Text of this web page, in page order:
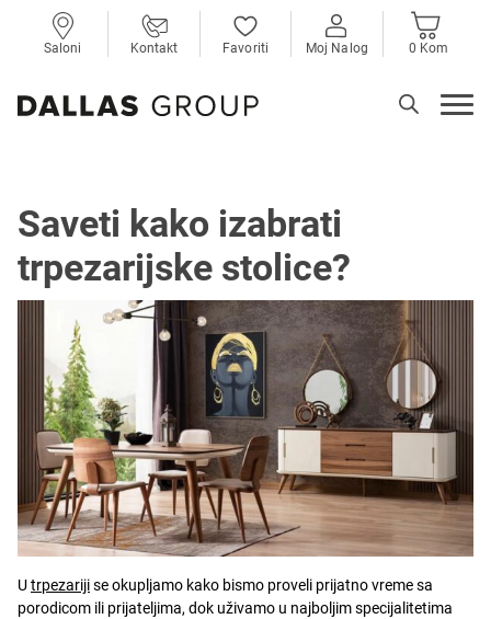
Saloni Kontakt Favoriti Moj Nalog 0 Kom
Saveti kako izabrati
trpezarijske stolice?
Utrpezarijise okupljamo kako bismo proveli prijatno vreme sa
porodicom ili prijateljima, dok uživamo u najboljim specijalitetima